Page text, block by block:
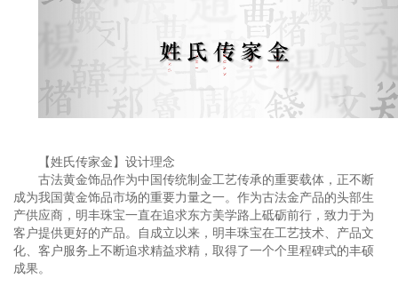
【姓氏传家金】设计理念
古法黄金饰品作为中国传统制金工艺传承的重要载体，正不断
成为我国黄金饰品市场的重要力量之一。作为古法金产品的头部生
产供应商，明丰珠宝一直在追求东方美学路上砥砺前行，致力于为
客户提供更好的产品。自成立以来，明丰珠宝在工艺技术、产品文
化、客户服务上不断追求精益求精，取得了一个个里程碑式的丰硕
成果。